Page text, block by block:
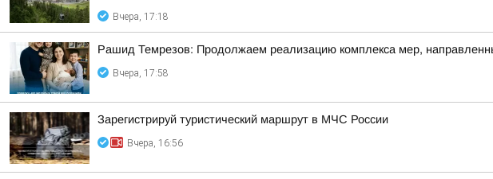
Вчера, 17:18
Рашид Темрезов: Продолжаем реализацию комплекса мер,
Вчера, 17:58
Зарегистрируй туристический маршрут в МЧС России
Вчера, 16:56